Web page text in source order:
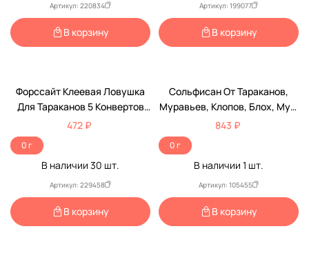
Артикул: 220834
В корзину
Артикул: 199077
В корзину
Форссайт Клеевая Ловушка
Для Тараканов 5 Конвертов
1004650
472 ₽
0 г
В наличии 30 шт.
Артикул: 229458
В корзину
Сольфисан От Тараканов,
Муравьев, Клопов, Блох, Мух,
Комаров И Крысиных Клещей
843 ₽
0 г
В наличии 1 шт.
Артикул: 105455
В корзину